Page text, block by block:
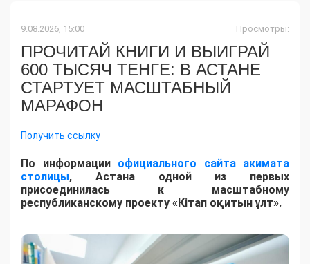
9.08.2026, 15:00 Просмотры:
ПРОЧИТАЙ КНИГИ И ВЫИГРАЙ
600 ТЫСЯЧ ТЕНГЕ: В АСТАНЕ
СТАРТУЕТ МАСШТАБНЫЙ
МАРАФОН
Получить ссылку
По информации официального сайта акимата
столицы, Астана одной из первых
присоединилась к масштабному
республиканскому проекту «Кітап оқитын ұлт».